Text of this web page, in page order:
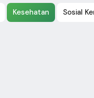
Kesehatan Sosial